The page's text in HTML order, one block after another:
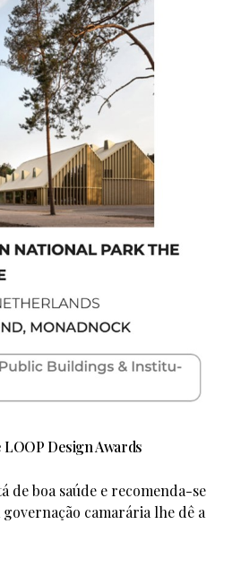
LOOP Design Awards
de boa saúde e recomenda-se
governação camarária lhe dê a